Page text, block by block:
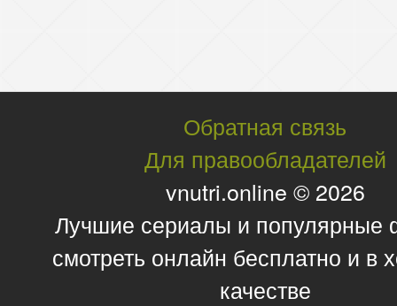
Обратная связь
Для правообладателей
vnutri.online © 2026
Лучшие сериалы и
смотреть онлайн бесплатно и в
качестве